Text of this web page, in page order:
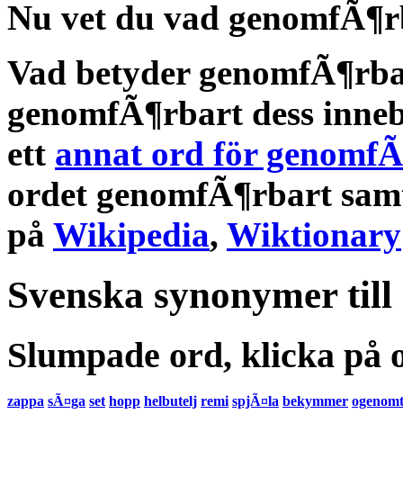
Nu vet du vad
Vad betyder
genomfÃ¶rbart dess
ett annat ord för
ordet genomfÃ¶rbart
på Wikipedia, Wiktionary
Svenska synonymer
Slumpade ord, klicka på
zappa sÃ¤ga set hopp helbutelj remi spjÃ¤la bekymmer